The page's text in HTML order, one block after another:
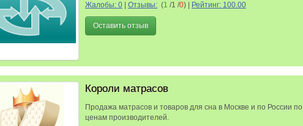
Жалобы: 0
Отзывы: (1 /1 /0) Рейтинг: 100.00
Оставить отзыв
Короли матрасов
Продажа матрасов и товаров для сна в Москве и по России по
ценам производителей.